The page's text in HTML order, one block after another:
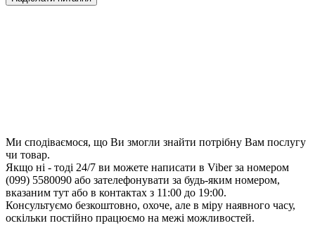
Ми сподіваємося, що Ви змогли знайти потрібну Вам послугу
чи товар.
Якщо ні - тоді 24/7 ви можете написати в Viber за номером
(099) 5580090 або зателефонувати за будь-яким номером,
вказаним тут або в контактах з 11:00 до 19:00.
Консультуємо безкоштовно, охоче, але в міру наявного часу,
оскільки постійно працюємо на межі можливостей.